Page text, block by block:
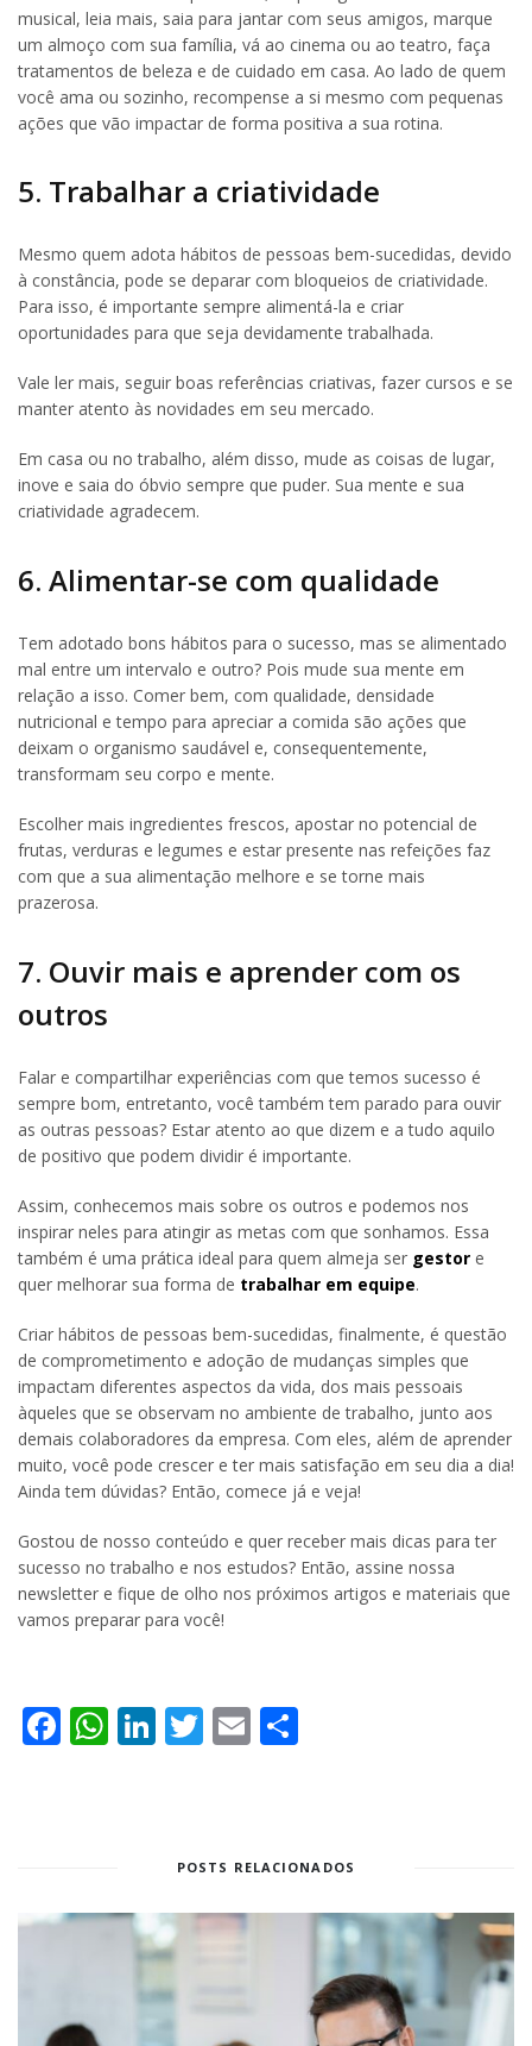
musical, leia mais, saia para jantar com seus amigos, marque
um almoço com sua família, vá ao cinema ou ao teatro, faça
tratamentos de beleza e de cuidado em casa. Ao lado de quem
você ama ou sozinho, recompense a si mesmo com pequenas
ações que vão impactar de forma positiva a sua rotina.
5. Trabalhar a criatividade
Mesmo quem adota hábitos de pessoas bem-sucedidas, devido
à constância, pode se deparar com bloqueios de criatividade.
Para isso, é importante sempre alimentá-la e criar
oportunidades para que seja devidamente trabalhada.
Vale ler mais, seguir boas referências criativas, fazer cursos e se
manter atento às novidades em seu mercado.
Em casa ou no trabalho, além disso, mude as coisas de lugar,
inove e saia do óbvio sempre que puder. Sua mente e sua
criatividade agradecem.
6. Alimentar-se com qualidade
Tem adotado bons hábitos para o sucesso, mas se alimentado
mal entre um intervalo e outro? Pois mude sua mente em
relação a isso. Comer bem, com qualidade, densidade
nutricional e tempo para apreciar a comida são ações que
deixam o organismo saudável e, consequentemente,
transformam seu corpo e mente.
Escolher mais ingredientes frescos, apostar no potencial de
frutas, verduras e legumes e estar presente nas refeições faz
com que a sua alimentação melhore e se torne mais
prazerosa.
7. Ouvir mais e aprender com os
outros
Falar e compartilhar experiências com que temos sucesso é
sempre bom, entretanto, você também tem parado para ouvir
as outras pessoas? Estar atento ao que dizem e a tudo aquilo
de positivo que podem dividir é importante.
Assim, conhecemos mais sobre os outros e podemos nos
inspirar neles para atingir as metas com que sonhamos. Essa
também é uma prática ideal para quem almeja ser gestor e
quer melhorar sua forma de trabalhar em equipe.
Criar hábitos de pessoas bem-sucedidas, finalmente, é questão
de comprometimento e adoção de mudanças simples que
impactam diferentes aspectos da vida, dos mais pessoais
àqueles que se observam no ambiente de trabalho, junto aos
demais colaboradores da empresa. Com eles, além de aprender
muito, você pode crescer e ter mais satisfação em seu dia a dia!
Ainda tem dúvidas? Então, comece já e veja!
Gostou de nosso conteúdo e quer receber mais dicas para ter
sucesso no trabalho e nos estudos? Então, assine nossa
newsletter e fique de olho nos próximos artigos e materiais que
vamos preparar para você!
Facebook
WhatsApp
LinkedIn
Twitter
Email
POSTS RELACIONADOS